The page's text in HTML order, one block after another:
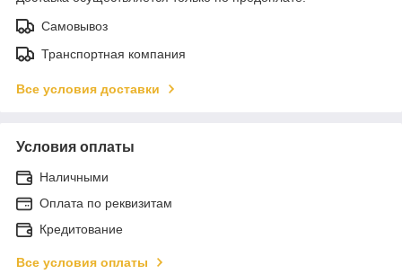
Самовывоз
Транспортная компания
Все условия доставки
Условия оплаты
Наличными
Оплата по реквизитам
Кредитование
Все условия оплаты